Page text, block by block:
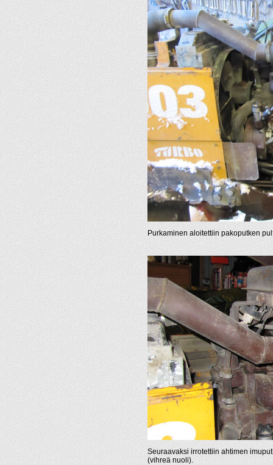
Purkaminen aloitettiin pakoputken
Seuraavaksi irrotettiin ahtimen
(vihreä nuoli).